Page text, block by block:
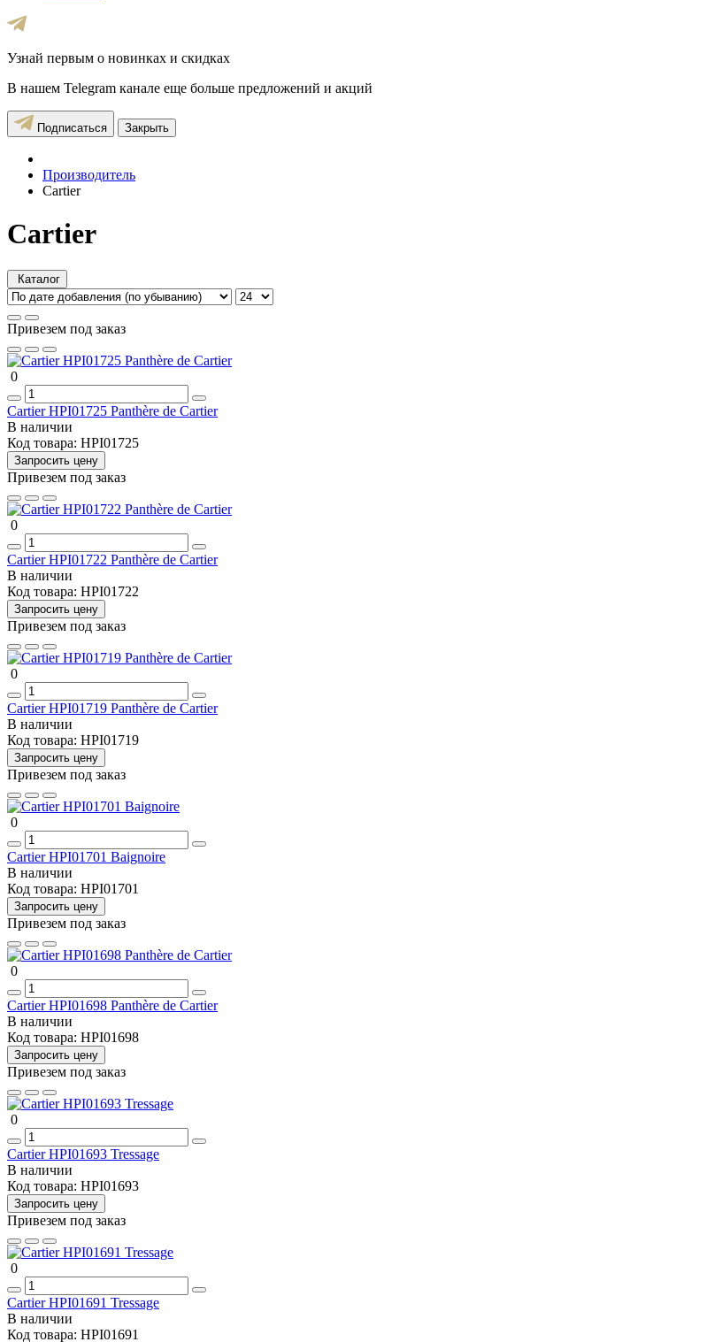
Узнай первым о новинках и скидках
В нашем Telegram канале еще больше предложений и акций
Подписаться Закрыть
Производитель
Cartier
Cartier
Каталог
Привезем под заказ
0
Cartier HPI01725 Panthère de Cartier
В наличии
Код товара: HPI01725
Запросить цену
Привезем под заказ
0
Cartier HPI01722 Panthère de Cartier
В наличии
Код товара: HPI01722
Запросить цену
Привезем под заказ
0
Cartier HPI01719 Panthère de Cartier
В наличии
Код товара: HPI01719
Запросить цену
Привезем под заказ
0
Cartier HPI01701 Baignoire
В наличии
Код товара: HPI01701
Запросить цену
Привезем под заказ
0
Cartier HPI01698 Panthère de Cartier
В наличии
Код товара: HPI01698
Запросить цену
Привезем под заказ
0
Cartier HPI01693 Tressage
В наличии
Код товара: HPI01693
Запросить цену
Привезем под заказ
0
Cartier HPI01691 Tressage
В наличии
Код товара: HPI01691